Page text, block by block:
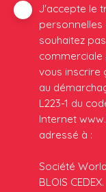
J'accepte le
personnelles
souhaitez
commerciale
vous inscrire
au
L223-1 du
Internet
adressé à :
Société
BLOIS CEDEX.